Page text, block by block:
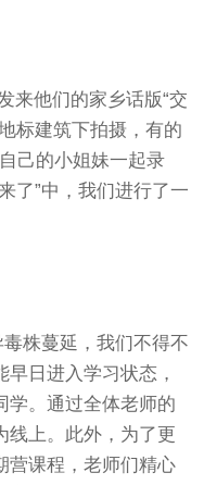
来他们的家乡话版“交
标建筑下拍摄，有的
己的小姐妹一起录
了”中，我们进行了一
株蔓延，我们不得不
日进入学习状态，
学。通过全体老师的
线上。此外，为了更
营课程，老师们精心